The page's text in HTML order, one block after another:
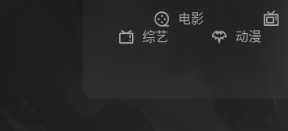
电影
综艺
动漫